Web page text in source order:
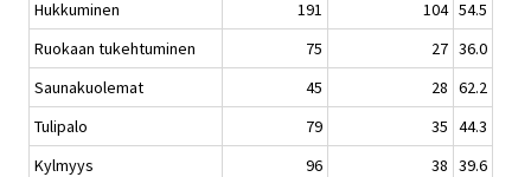
Hukkuminen
191 104 54.5
Ruokaan tukehtuminen
75 27 36.0
Saunakuolemat
45 28 62.2
Tulipalo
79 35 44.3
Kylmyys
96 38 39.6